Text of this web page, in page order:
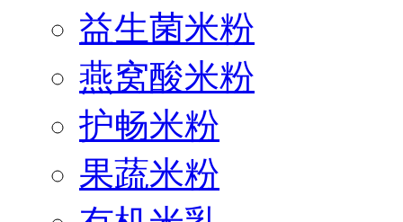
益生菌米粉
燕窝酸米粉
护畅米粉
果蔬米粉